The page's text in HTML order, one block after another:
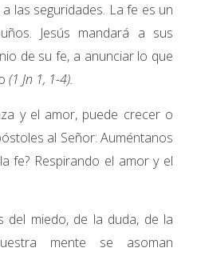
las seguridades. La fe es un
Jesús mandará a sus
de su fe, a anunciar lo que
(1 Jn 1, 1-4).
y el amor, puede crecer o
al Señor: Auméntanos
fe? Respirando el amor y el
del miedo, de la duda, de la
mente se asoman